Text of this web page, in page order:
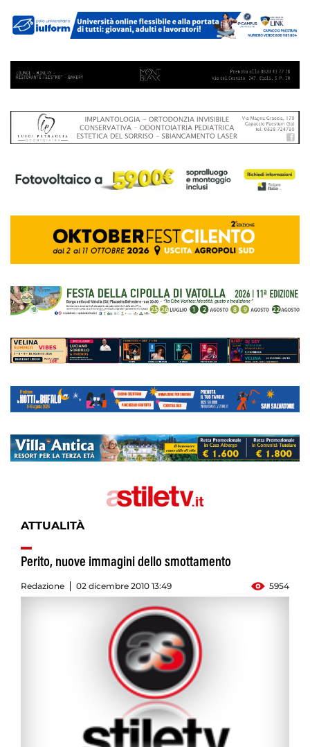
ATTUALITÀ
Perito, nuove immagini dello smottamento
Redazione 02 dicembre 2010 13:49 5954